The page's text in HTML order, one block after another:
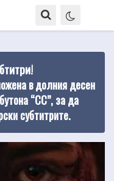
в долния десен
“CC”, за да
субтитрите.